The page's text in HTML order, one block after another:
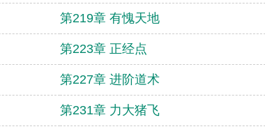
第219章 有愧天地
第223章 正经点
第227章 进阶道术
第231章 力大猪飞